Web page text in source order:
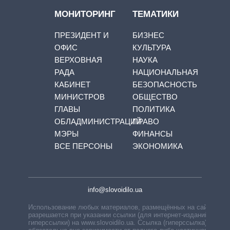
МОНИТОРИНГ
ПРЕЗИДЕНТ И
ОФИС
ВЕРХОВНАЯ
РАДА
КАБИНЕТ
МИНИСТРОВ
ГЛАВЫ
ОБЛАДМИНИСТРАЦИЙ
МЭРЫ
ВСЕ ПЕРСОНЫ
ТЕМАТИКИ
БИЗНЕС
КУЛЬТУРА
НАУКА
НАЦИОНАЛЬНАЯ
БЕЗОПАСНОСТЬ
ОБЩЕСТВО
ПОЛИТИКА
ПРАВО
ФИНАНСЫ
ЭКОНОМИКА
info@slovoidilo.ua
Использование любых материалов, размещённых на сайте,
разрешается при указании ссылки (для интернет-изданий —
гиперссылки) на www.slovoidilo.ua. Ссылка (гиперссылка)